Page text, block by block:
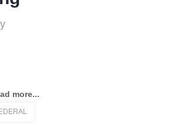
more...